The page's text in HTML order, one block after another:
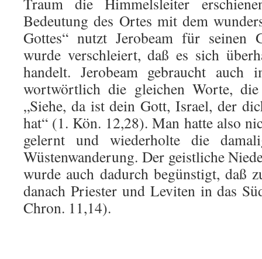
Bedeutung des Ortes mit dem
Gottes“ nutzt Jerobeam für seinen
wurde verschleiert, daß es sich
handelt. Jerobeam gebraucht auch
wortwörtlich die gleichen Worte,
„Siehe, da ist dein Gott, Israel, der
hat“ (1. Kön. 12,28). Man hatte also
gelernt und wiederholte die
Wüstenwanderung. Der geistliche
wurde auch dadurch begünstigt, daß
danach Priester und Leviten in das
Chron. 11,14).